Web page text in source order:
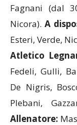
Nicora). A
Esteri, Verde,
Atletico
Fedeli, Gulli,
De Nigris,
Plebani,
Allenatore:
Arbitro:Poggi di